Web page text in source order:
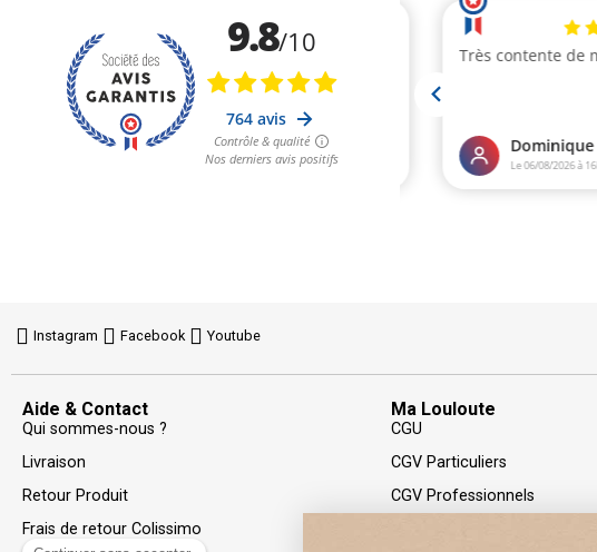
Instagram Facebook Youtube
Aide & Contact
Qui sommes-nous ?
Livraison
Retour Produit
Frais de retour Colissimo
Ma Louloute
CGU
CGV Particuliers
CGV Professionnels